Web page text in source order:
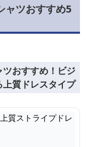
ャツおすすめ5
おすすめ！ビジ
質ドレスタイプ